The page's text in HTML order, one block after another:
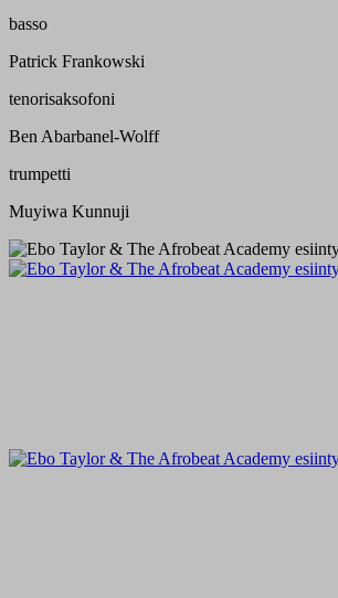
basso
Patrick Frankowski
tenorisaksofoni
Ben Abarbanel-Wolff
trumpetti
Muyiwa Kunnuji